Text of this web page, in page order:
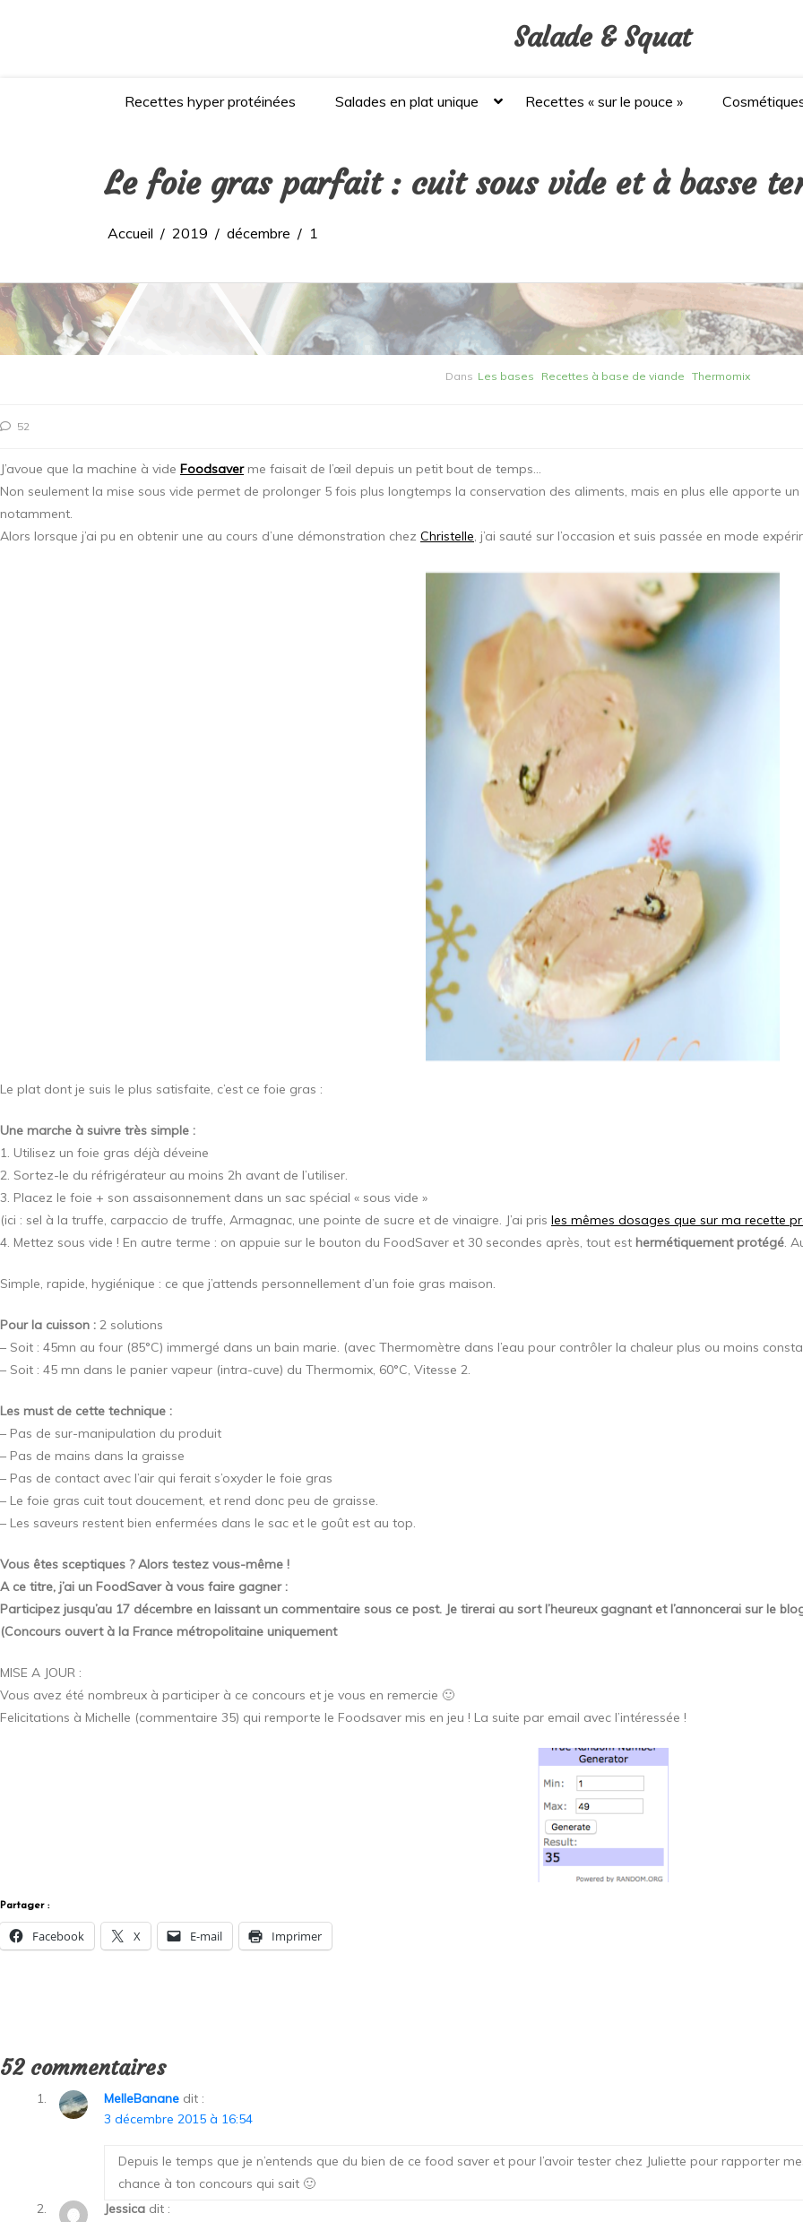
Salade & Squat
Recettes hyper protéinées Salades en plat unique Recettes « sur le pouce »
Le foie gras parfait : cuit sous vide et à basse
Accueil 2019 décembre 1
Dans Les bases Recettes à base de viande Thermomix
52
J’avoue que la machine à vide Foodsaverme faisait de l’œil depuis un petit bout de temps…
Non seulement la mise sous vide permet de prolonger 5 fois plus longtemps la conservation des aliments, mais en plus elle apporte
notamment.
Alors lorsque j’ai pu en obtenir une au cours d’une démonstration chez Christelle, j’ai sauté sur l’occasion et suis passée en mode
Le plat dont je suis le plus satisfaite, c’est ce foie gras :
Une marche à suivre très simple :
1. Utilisez un foie gras déjà déveine
2. Sortez-le du réfrigérateur au moins 2h avant de l’utiliser.
3. Placez le foie + son assaisonnement dans un sac spécial « sous vide »
(ici : sel à la truffe, carpaccio de truffe, Armagnac, une pointe de sucre et de vinaigre. J’ai pris les mêmes dosages que sur ma recette
4. Mettez sous vide ! En autre terme : on appuie sur le bouton du FoodSaver et 30 secondes après, tout est hermétiquement protégé.
Simple, rapide, hygiénique : ce que j’attends personnellement d’un foie gras maison.
Pour la cuisson : 2 solutions
– Soit : 45mn au four (85°C) immergé dans un bain marie. (avec Thermomètre dans l’eau pour contrôler la chaleur plus ou moins
– Soit : 45 mn dans le panier vapeur (intra-cuve) du Thermomix, 60°C, Vitesse 2.
Les must de cette technique :
– Pas de sur-manipulation du produit
– Pas de mains dans la graisse
– Pas de contact avec l’air qui ferait s’oxyder le foie gras
– Le foie gras cuit tout doucement, et rend donc peu de graisse.
– Les saveurs restent bien enfermées dans le sac et le goût est au top.
Vous êtes sceptiques ? Alors testez vous-même !
A ce titre, j’ai un FoodSaver à vous faire gagner :
Participez jusqu’au 17 décembre en laissant un commentaire sous ce post. Je tirerai au sort l’heureux gagnant et l’annoncerai sur le
(Concours ouvert à la France métropolitaine uniquement
MISE A JOUR :
Vous avez été nombreux à participer à ce concours et je vous en remercie 🙂
Felicitations à Michelle (commentaire 35) qui remporte le Foodsaver mis en jeu ! La suite par email avec l’intéressée !
Partager :
Facebook X E-mail Imprimer
52 commentaires
MelleBanane dit :
3 décembre 2015 à 16:54
Depuis le temps que je n’entends que du bien de ce food saver et pour l’avoir tester chez Juliette pour rapporter
chance à ton concours qui sait 🙂
Jessica dit :